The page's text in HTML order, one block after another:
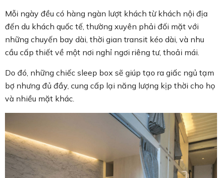
Mỗi ngày đều có hàng ngàn lượt khách từ khách nội địa
đến du khách quốc tế, thường xuyên phải đối mặt với
những chuyến bay dài, thời gian transit kéo dài, và nhu
cầu cấp thiết về một nơi nghỉ ngơi riêng tư, thoải mái.
Do đó, những chiếc sleep box sẽ giúp tạo ra giấc ngủ tạm
bợ nhưng đủ đầy, cung cấp lại năng lượng kịp thời cho họ
và nhiều mặt khác.